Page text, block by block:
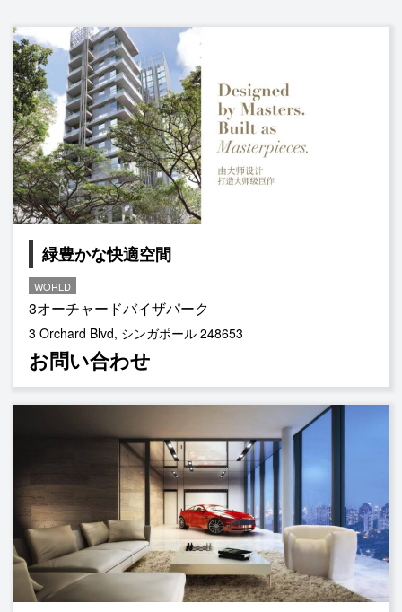
緑豊かな快適空間
WORLD
3オーチャードバイザパーク
3 Orchard Blvd, シンガポール 248653
お問い合わせ